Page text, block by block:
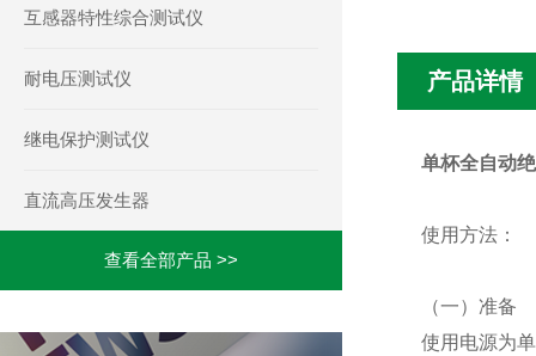
互感器特性综合测试仪
耐电压测试仪
继电保护测试仪
直流高压发生器
查看全部产品 >>
产品详情
单杯全自动
使用方法：
（一）准备
使用电源为